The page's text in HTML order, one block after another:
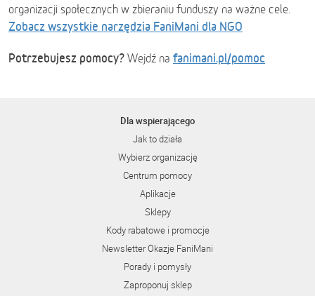
organizacji społecznych w zbieraniu funduszy na ważne cele.
Zobacz wszystkie narzędzia FaniMani dla NGO
Potrzebujesz pomocy? Wejdź na fanimani.pl/pomoc
Dla wspierającego
Jak to działa
Wybierz organizację
Centrum pomocy
Aplikacje
Sklepy
Kody rabatowe i promocje
Newsletter Okazje FaniMani
Porady i pomysły
Zaproponuj sklep